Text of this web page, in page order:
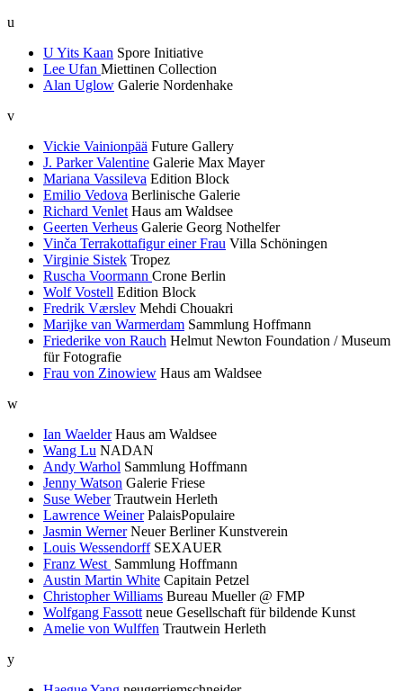
u
U Yits Kaan Spore Initiative
Lee Ufan Miettinen Collection
Alan Uglow Galerie Nordenhake
v
Vickie Vainionpää Future Gallery
J. Parker Valentine Galerie Max Mayer
Mariana Vassileva Edition Block
Emilio Vedova Berlinische Galerie
Richard Venlet Haus am Waldsee
Geerten Verheus Galerie Georg Nothelfer
Vinča Terrakottafigur einer Frau Villa Schöningen
Virginie Sistek Tropez
Ruscha Voormann Crone Berlin
Wolf Vostell Edition Block
Fredrik Værslev Mehdi Chouakri
Marijke van Warmerdam Sammlung Hoffmann
Friederike von Rauch Helmut Newton Foundation / Museum
für Fotografie
Frau von Zinowiew Haus am Waldsee
w
Ian Waelder Haus am Waldsee
Wang Lu NADAN
Andy Warhol Sammlung Hoffmann
Jenny Watson Galerie Friese
Suse Weber Trautwein Herleth
Lawrence Weiner PalaisPopulaire
Jasmin Werner Neuer Berliner Kunstverein
Louis Wessendorff SEXAUER
Franz West Sammlung Hoffmann
Austin Martin White Capitain Petzel
Christopher Williams Bureau Mueller @ FMP
Wolfgang Fassott neue Gesellschaft für bildende Kunst
Amelie von Wulffen Trautwein Herleth
y